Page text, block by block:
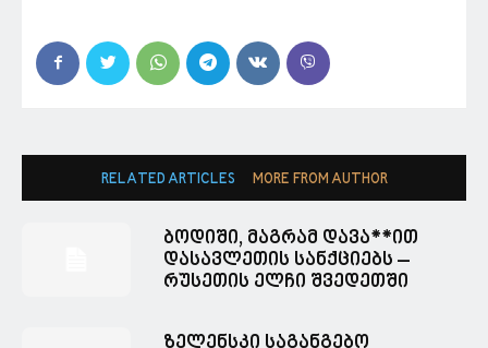
RELATED ARTICLES MORE FROM AUTHOR
ბოდიში, მაგრამ დავა**ით
დასავლეთის სანქციებს –
რუსეთის ელჩი შვედეთში
ზელენსკი საგანგებო